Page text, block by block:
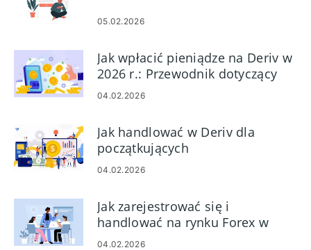
05.02.2026
Jak wpłacić pieniądze na Deriv w
2026 r.: Przewodnik dotyczący
finansowania krok po kroku,
04.02.2026
Jak handlować w Deriv dla
początkujących
04.02.2026
Jak zarejestrować się i
handlować na rynku Forex w
Deriv
04.02.2026